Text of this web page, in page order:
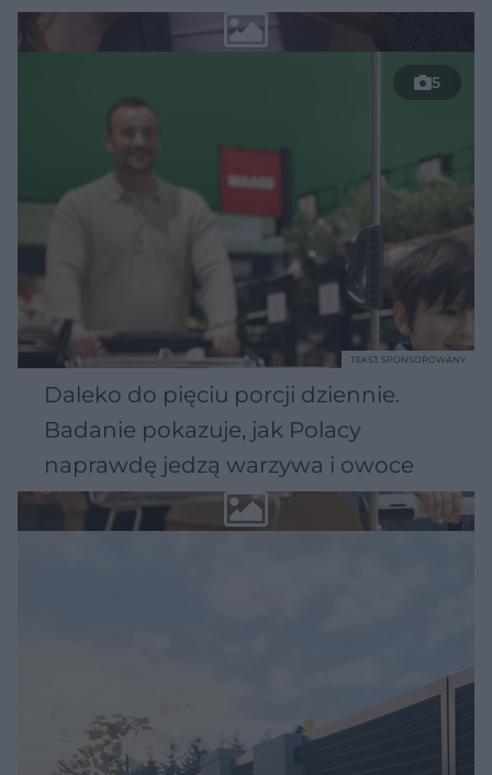
5
Daleko do pięciu porcji dziennie.
Badanie pokazuje, jak Polacy
naprawdę jedzą warzywa i owoce
TEKST SPONSOROWANY